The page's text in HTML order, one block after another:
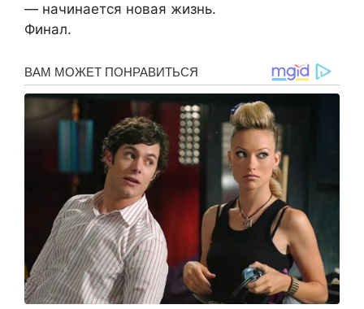
— начинается новая жизнь.
Финал.